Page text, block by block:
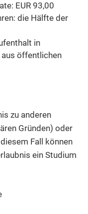
EUR 93,00
die Hälfte der
in
öffentlichen
zu anderen
Gründen) oder
Fall können
ein Studium